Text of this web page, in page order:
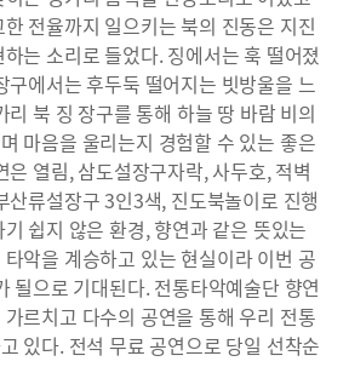
전율까지 일으키는 북의 진동은 지진
는 소리로 들었다. 징에서는 훅 떨어졌
구에서는 후두둑 떨어지는 빗방울을 느
리 북 징 장구를 통해 하늘 땅 바람 비의
마음을 울리는지 경험할 수 있는 좋은
은 열림, 삼도설장구자락, 사두호, 적벽
산류설장구 3인3색, 진도북놀이로 진행
쉽지 않은 환경, 향연과 같은 뜻있는
악을 계승하고 있는 현실이라 이번 공
될으로 기대된다. 전통타악예술단 향연
르치고 다수의 공연을 통해 우리 전통
있다. 전석 무료 공연으로 당일 선착순